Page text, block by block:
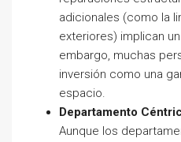
adicionales (como la
exteriores) implican
embargo, muchas
inversión como una
espacio.
Departamento
Aunque los